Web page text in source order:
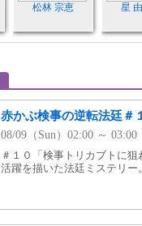
松林 宗恵 星
赤かぶ検事の逆転法廷
08/09（Sun）02:00 ～
＃１０「検事トリカブトに
活躍を描いた法廷ミステリ